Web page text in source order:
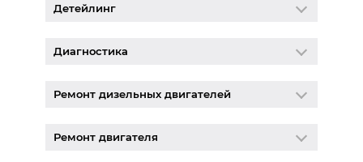
Детейлинг
Диагностика
Ремонт дизельных двигателей
Ремонт двигателя